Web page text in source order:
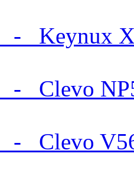
- Keynux
- Clevo
- Clevo